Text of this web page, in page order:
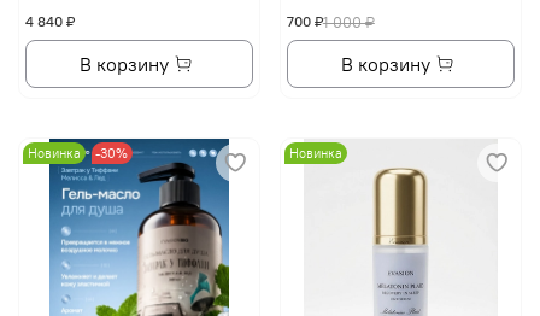
4 840 ₽
В корзину
1 000 ₽
700 ₽
В корзину
Новинка -30% Новинка